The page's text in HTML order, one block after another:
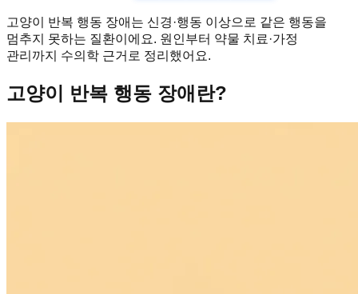
고양이 반복 행동 장애는 신경·행동 이상으로 같은 행동을
멈추지 못하는 질환이에요. 원인부터 약물 치료·가정
관리까지 수의학 근거로 정리했어요.
고양이 반복 행동 장애란?